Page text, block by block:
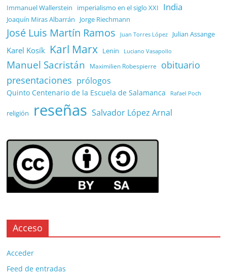
Immanuel Wallerstein imperialismo en el siglo XXI India
Joaquín Miras Albarrán Jorge Riechmann
José Luis Martín Ramos Juan Torres López Julian Assange
Karel Kosík Karl Marx Lenin Luciano Vasapollo
Manuel Sacristán Maximilien Robespierre
obituario
presentaciones prólogos
Quinto Centenario de la Escuela de Salamanca Rafael Poch
religión reseñas Salvador López Arnal
Acceso
Acceder
Feed de entradas